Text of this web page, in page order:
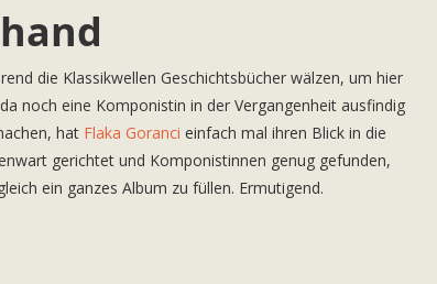
die Klassikwellen Geschichtsbücher wälzen, um hier
noch eine Komponistin in der Vergangenheit ausfindig
hat Flaka Goranci einfach mal ihren Blick in die
gerichtet und Komponistinnen genug gefunden,
ein ganzes Album zu füllen. Ermutigend.